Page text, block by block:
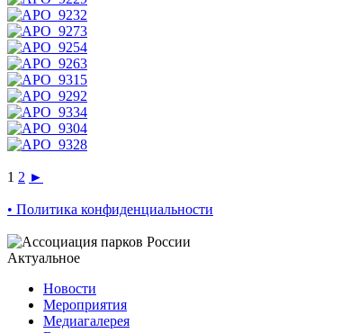
1 2 ►
• Политика конфиденциальности
Актуальное
Новости
Мероприятия
Медиагалерея